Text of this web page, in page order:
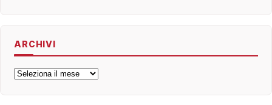
ARCHIVI
Archivi